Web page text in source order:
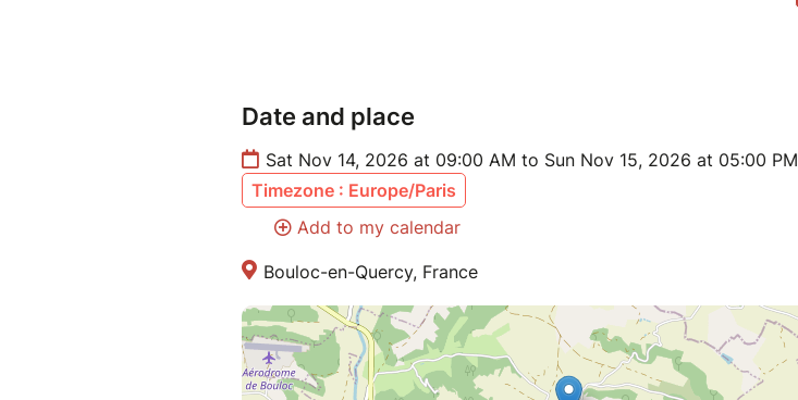
Date and place
Sat Nov 14, 2026 at 09:00 AM to Sun Nov 15, 2026 at 05:00 PM
Timezone : Europe/Paris
Add to my calendar
Bouloc-en-Quercy, France